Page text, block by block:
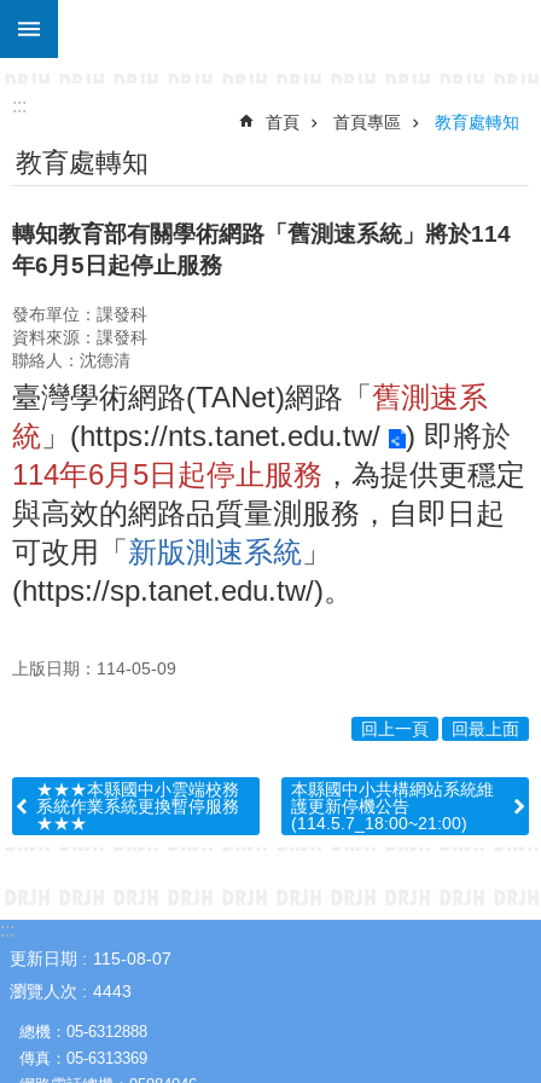
跳到主要內容區塊
搜
尋
關
於
仁
行
政
處
室
宣
導
專
區
校
園
成
果
生
職
員
熱
門
關
鍵
網
:::
首頁 首頁專區 教育處轉知
教育處轉知
轉知教育部有關學術網路「舊測速系統」將於114
年6月5日起停止服務
發布單位：課發科
資料來源：課發科
聯絡人：沈德清
臺灣學術網路(TANet)網路「 舊測速系
統 」(https://nts.tanet.edu.tw/ ) 即將於
114年6月5日起停止服務 ，為提供更穩定
與高效的網路品質量測服務，自即日起
可改用「 新版測速系統 」
(https://sp.tanet.edu.tw/)。
上版日期：114-05-09
回上一頁 回最上面
★★★本縣國中小雲端校務
系統作業系統更換暫停服務
★★★
本縣國中小共構網站系統維
護更新停機公告
(114.5.7_18:00~21:00)
:::
更新日期
115-08-07
瀏覽人次
4443
總機：05-6312888
傳真：05-6313369